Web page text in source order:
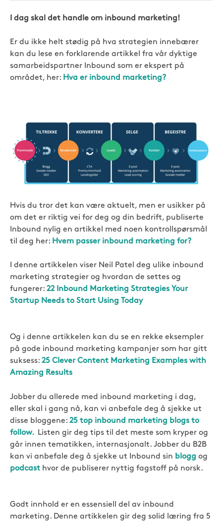
I dag skal det handle om inbound marketing!
Er du ikke helt stødig på hva strategien innebærer
kan du lese en forklarende artikkel fra vår dyktige
samarbeidspartner Inbound som er ekspert på
området, her: Hva er inbound marketing?
Hvis du tror det kan være aktuelt, men er usikker på
om det er riktig vei for deg og din bedrift, publiserte
Inbound nylig en artikkel med noen kontrollspørsmål
til deg her: Hvem passer inbound marketing for?
I denne artikkelen viser Neil Patel deg ulike inbound
marketing strategier og hvordan de settes og
fungerer: 22 Inbound Marketing Strategies Your
Startup Needs to Start Using Today
Og i denne artikkelen kan du se en rekke eksempler
på gode inbound marketing kampanjer som har gitt
suksess: 25 Clever Content Marketing Examples with
Amazing Results
Jobber du allerede med inbound marketing i dag,
eller skal i gang nå, kan vi anbefale deg å sjekke ut
disse bloggene: 25 top inbound marketing blogs to
follow.
Listen gir deg tips til det meste som kryper og
går innen tematikken, internasjonalt. Jobber du B2B
kan vi anbefale deg å sjekke ut Inbound sin blogg og
podcast hvor de publiserer nyttig fagstoff på norsk.
Godt innhold er en essensiell del av inbound
marketing. Denne artikkelen gir deg solid læring fra 5